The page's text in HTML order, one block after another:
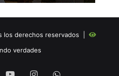
los derechos reservados |
verdades
YouTubeInstagram